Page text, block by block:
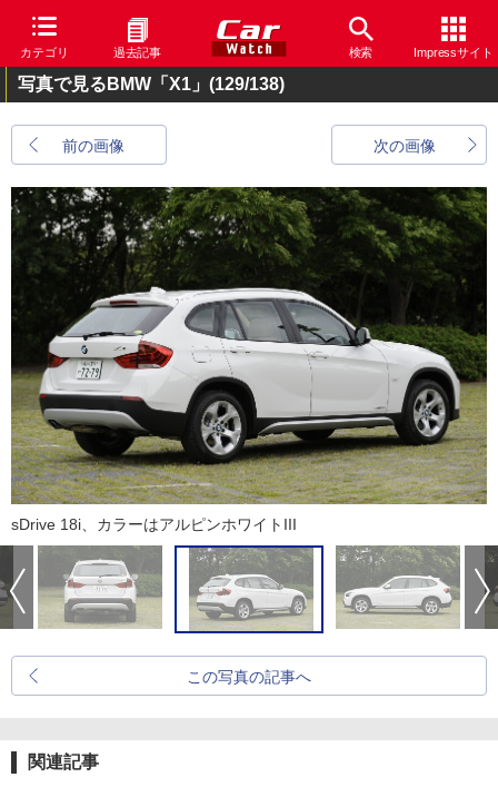
カテゴリ 過去記事 検索 Impressサイト
写真で見るBMW「X1」 (129/138)
前の画像 次の画像
sDrive 18i、カラーはアルピンホワイトIII
この写真の記事へ
関連記事